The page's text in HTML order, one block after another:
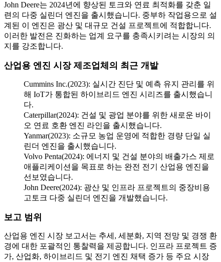
John Deere는 2024년에 향상된 토크와 연료 최적화를 갖춘 일
련의 다중 실린더 엔진을 출시했습니다. 중부하 작업용으로 설
계된 이 엔진은 광산 및 대규모 건설 프로젝트에 적합합니다.
이러한 발전은 진화하는 업계 요구를 충족시키려는 시장의 의
지를 강조합니다.
산업용 엔진 시장 제조업체의 최근 개발
Cummins Inc.(2023): 실시간 진단 및 예측 유지 관리를 위
해 IoT가 통합된 하이브리드 엔진 시리즈를 출시했습니
다.
Caterpillar(2024): 건설 및 광업 분야를 위한 새로운 바이
오 연료 호환 엔진 라인을 출시했습니다.
Yanmar(2023): 소규모 농업 운영에 적합한 경량 단일 실
린더 엔진을 출시했습니다.
Volvo Penta(2024): 에너지 및 건설 분야의 배출가스 제로
애플리케이션을 목표로 하는 완전 전기 산업용 엔진을
선보였습니다.
John Deere(2024): 광산 및 인프라 프로젝트의 중장비용
고토크 다중 실린더 엔진을 개발했습니다.
보고 범위
산업용 엔진 시장 보고서는 추세, 세분화, 지역 전망 및 경쟁 환
경에 대한 포괄적인 통찰력을 제공합니다. 인프라 프로젝트 증
가, 산업화, 하이브리드 및 전기 엔진 채택 증가 등 주요 시장